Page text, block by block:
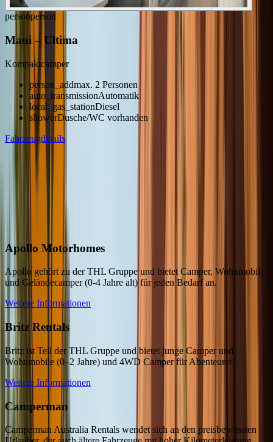
personperson
Maui – Ultima
Kompaktcamper
person_addmax. 2 Personen
auto_transmissionAutomatik
local_gas_stationDiesel
showerDusche/WC vorhanden
Fahrzeugdetails
Fahrzeugvermieter in
Apollo Motorhomes
Apollo gehört zu der THL Gruppe und bietet Camper, Wohnmobile
und Geländecamper (0-4 Jahre alt) für jeden Bedarf an.
Weitere Informationen
Britz Rentals
Britz ist Teil der THL Gruppe und bietet junge Camper und
Wohnmobile (0–2 Jahre) und 4WD Camper für Abenteurer.
Weitere Informationen
Camperman
Camperman Australia Rentals wendet sich an den preisbewussten